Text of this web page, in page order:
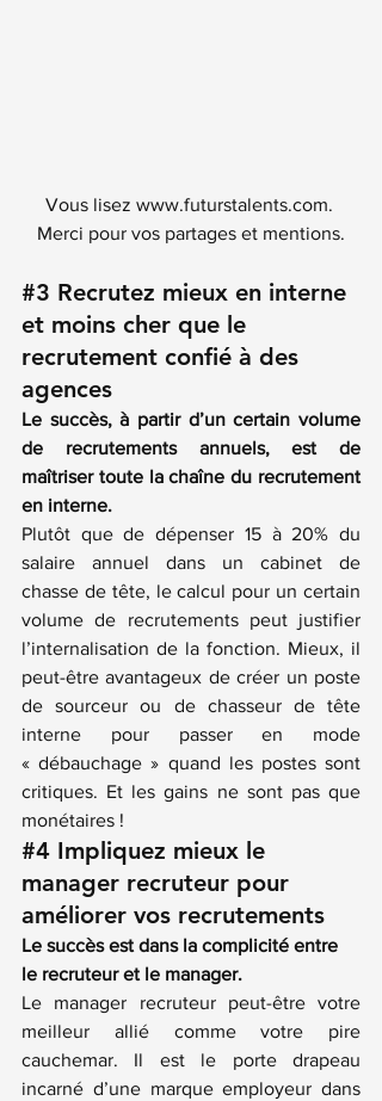
Vous lisez www.futurstalents.com.
Merci pour vos partages et mentions.
#3 Recrutez mieux en interne
et moins cher que le
recrutement confié à des
agences
Le succès, à partir d’un certain volume
de recrutements annuels, est de
maîtriser toute la chaîne du recrutement
en interne.
Plutôt que de dépenser 15 à 20% du
salaire annuel dans un cabinet de
chasse de tête, le calcul pour un certain
volume de recrutements peut justifier
l’internalisation de la fonction. Mieux, il
peut-être avantageux de créer un poste
de sourceur ou de chasseur de tête
interne pour passer en mode
« débauchage » quand les postes sont
critiques. Et les gains ne sont pas que
monétaires !
#4 Impliquez mieux le
manager recruteur pour
améliorer vos recrutements
Le succès est dans la complicité entre
le recruteur et le manager.
Le manager recruteur peut-être votre
meilleur allié comme votre pire
cauchemar. Il est le porte drapeau
incarné d’une marque employeur dans